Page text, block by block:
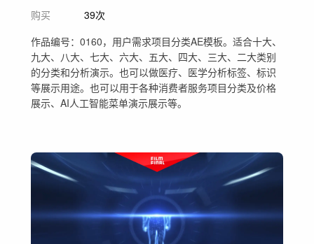
购买
39次
作品编号：0160，用户需求项目分类AE模板。适合十大、
九大、八大、七大、六大、五大、四大、三大、二大类别
的分类和分析演示。也可以做医疗、医学分析标签、标识
等展示用途。也可以用于各种消费者服务项目分类及价格
展示、AI人工智能菜单演示展示等。